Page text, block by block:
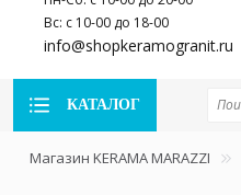
Вс: с 10-00 до 18-00
info@shopkeramogranit.ru
КАТАЛОГ
Магазин KERAMA MARAZZI